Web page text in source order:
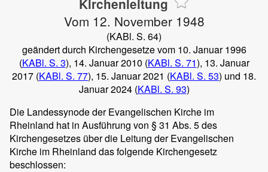
Kirchenleitung
Vom 12. November 1948
(KABl. S. 64)
geändert durch Kirchengesetze vom 10. Januar 1996
(KABl. S. 3), 14. Januar 2010 (KABl. S. 71), 13. Januar
2017 (KABl. S. 77), 15. Januar 2021 (KABl. S. 53) und 18.
Januar 2024 (KABl. S. 93)
Die Landessynode der Evangelischen Kirche im
Rheinland hat in Ausführung von § 31 Abs. 5 des
Kirchengesetzes über die Leitung der Evangelischen
Kirche im Rheinland das folgende Kirchengesetz
beschlossen: